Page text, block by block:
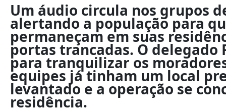
Um áudio circula nos grupos
alertando a população para
permaneçam em suas
portas trancadas. O delegado
para tranquilizar os
equipes já tinham um local
levantado e a operação se
residência.